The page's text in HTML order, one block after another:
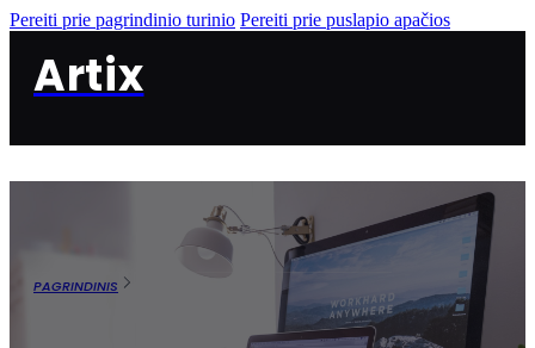
Pereiti prie pagrindinio turinio Pereiti prie puslapio apačios
Artix
PAGRINDINIS